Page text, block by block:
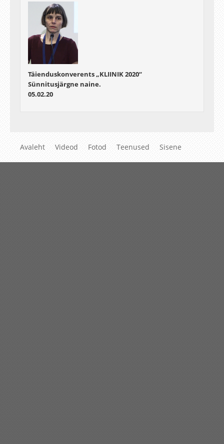
Täienduskonverents „KLIINIK 2020“
Sünnitusjärgne naine.
05.02.20
Avaleht Videod Fotod Teenused Sisene